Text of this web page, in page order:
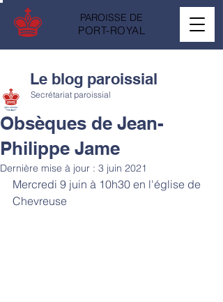
PAROISSE DE
PORT-ROYAL
Obsèques de Jean-
Philippe Jame
Secrétariat paroissial
Dernière mise à jour : 3 juin 2021
Mercredi 9 juin à 10h30 en l'église de
Chevreuse
Le blog paroissial